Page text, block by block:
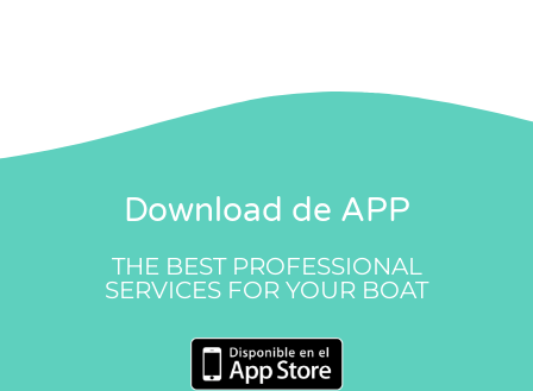
Download de APP
THE BEST PROFESSIONAL
SERVICES FOR YOUR BOAT